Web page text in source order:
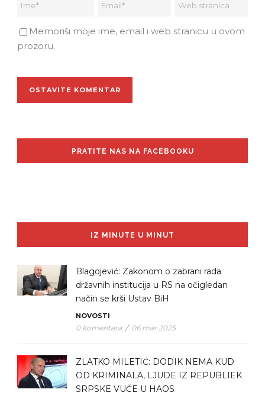
Memoriši moje ime, email i web stranicu u ovom
prozoru.
PRATITE NAS NA FACEBOOKU
IZ MINUTE U MINUT
Blagojević: Zakonom o zabrani rada
državnih institucija u RS na očigledan
način se krši Ustav BiH
NOVOSTI
0 komentara / 06 mar 2025
ZLATKO MILETIĆ: DODIK NEMA KUD
OD KRIMINALA, LJUDE IZ REPUBLIEK
SRPSKE VUČE U HAOS